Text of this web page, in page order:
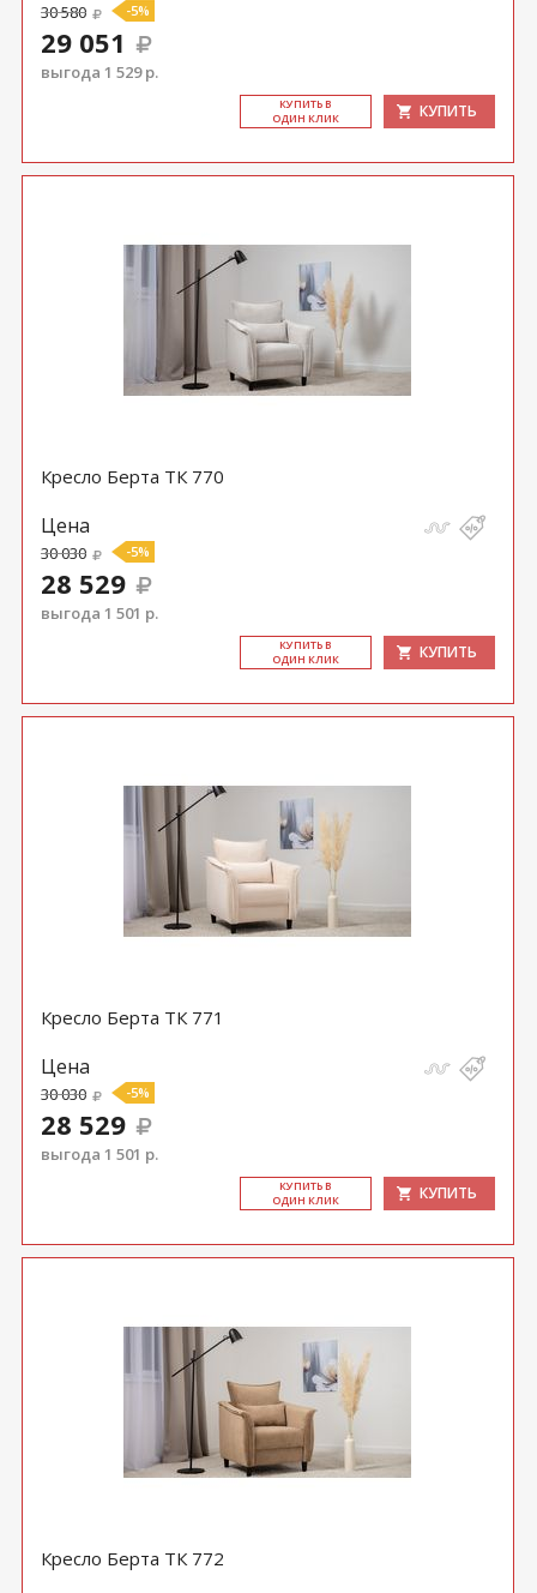
30 580 -5%
29 051
выгода 1 529 р.
КУ­ПИТЬ В
ОДИН КЛИК
КУПИТЬ
Кресло Берта ТК 770
Цена
30 030 -5%
28 529
выгода 1 501 р.
КУ­ПИТЬ В
ОДИН КЛИК
КУПИТЬ
Кресло Берта ТК 771
Цена
30 030 -5%
28 529
выгода 1 501 р.
КУ­ПИТЬ В
ОДИН КЛИК
КУПИТЬ
Кресло Берта ТК 772